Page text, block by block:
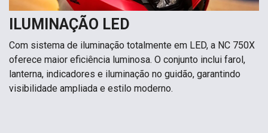
ILUMINAÇÃO LED
Com sistema de iluminação totalmente em LED, a NC 750X
oferece maior eficiência luminosa. O conjunto inclui farol,
lanterna, indicadores e iluminação no guidão, garantindo
visibilidade ampliada e estilo moderno.